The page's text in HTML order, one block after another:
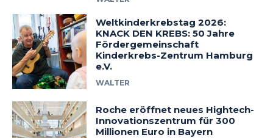
Weltkinderkrebstag 2026:
KNACK DEN KREBS: 50 Jahre
Fördergemeinschaft
Kinderkrebs-Zentrum Hamburg
e.V.
WALTER
Roche eröffnet neues Hightech-
Innovationszentrum für 300
Millionen Euro in Bayern